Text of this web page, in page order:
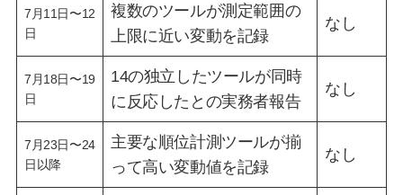
7月11日〜12
日
複数のツールが測定範囲の
上限に近い変動を記録
なし
7月18日〜19
日
14の独立したツールが同時
に反応したとの実務者報告
なし
7月23日〜24
日以降
主要な順位計測ツールが揃
って高い変動値を記録
なし